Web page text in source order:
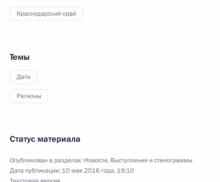
Краснодарский край
Темы
Дети
Регионы
Статус материала
Опубликован в разделах: Новости, Выступления и стенограммы
Дата публикации: 10 мая 2016 года, 19:10